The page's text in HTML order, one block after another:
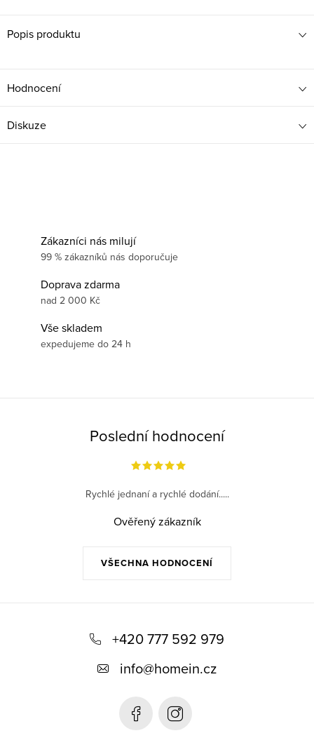
Popis produktu
Hodnocení
Diskuze
Zákazníci nás milují
99 % zákazníků nás doporučuje
Doprava zdarma
nad 2 000 Kč
Vše skladem
expedujeme do 24 h
Poslední hodnocení
VŠECHNA HODNOCENÍ
Rychlé jednaní a rychlé dodání.....
Ověřený zákazník
+420 777 592 979
info@homein.cz